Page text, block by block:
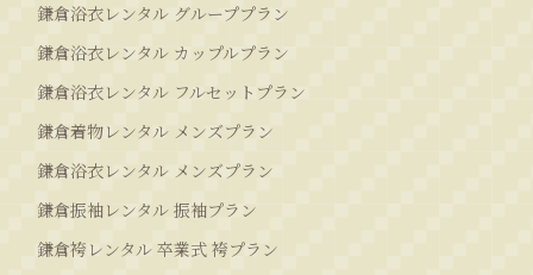
鎌倉浴衣レンタル グループプラン
鎌倉浴衣レンタル カップルプラン
鎌倉浴衣レンタル フルセットプラン
鎌倉着物レンタル メンズプラン
鎌倉浴衣レンタル メンズプラン
鎌倉振袖レンタル 振袖プラン
鎌倉袴レンタル 卒業式 袴プラン